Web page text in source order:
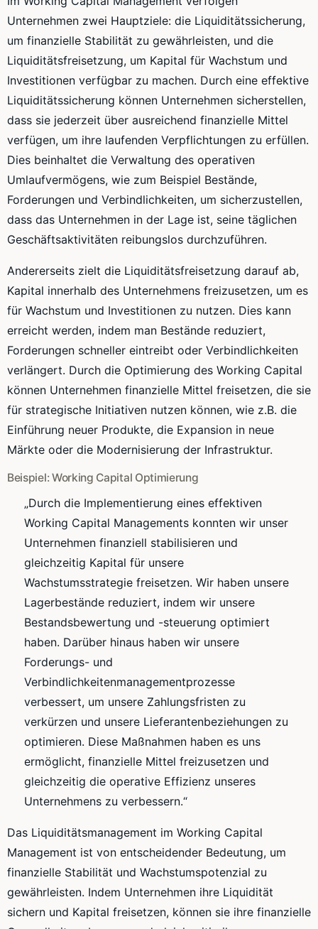
Unternehmen zwei Hauptziele: die Liquiditätssicherung,
um finanzielle Stabilität zu gewährleisten, und die
Liquiditätsfreisetzung, um Kapital für Wachstum und
Investitionen verfügbar zu machen. Durch eine effektive
Liquiditätssicherung können Unternehmen sicherstellen,
dass sie jederzeit über ausreichend finanzielle Mittel
verfügen, um ihre laufenden Verpflichtungen zu erfüllen.
Dies beinhaltet die Verwaltung des operativen
Umlaufvermögens, wie zum Beispiel Bestände,
Forderungen und Verbindlichkeiten, um sicherzustellen,
dass das Unternehmen in der Lage ist, seine täglichen
Geschäftsaktivitäten reibungslos durchzuführen.
Andererseits zielt die Liquiditätsfreisetzung darauf ab,
Kapital innerhalb des Unternehmens freizusetzen, um es
für Wachstum und Investitionen zu nutzen. Dies kann
erreicht werden, indem man Bestände reduziert,
Forderungen schneller eintreibt oder Verbindlichkeiten
verlängert. Durch die Optimierung des Working Capital
können Unternehmen finanzielle Mittel freisetzen, die sie
für strategische Initiativen nutzen können, wie z.B. die
Einführung neuer Produkte, die Expansion in neue
Märkte oder die Modernisierung der Infrastruktur.
Beispiel: Working Capital Optimierung
„Durch die Implementierung eines effektiven
Working Capital Managements konnten wir unser
Unternehmen finanziell stabilisieren und
gleichzeitig Kapital für unsere
Wachstumsstrategie freisetzen. Wir haben unsere
Lagerbestände reduziert, indem wir unsere
Bestandsbewertung und -steuerung optimiert
haben. Darüber hinaus haben wir unsere
Forderungs- und
Verbindlichkeitenmanagementprozesse
verbessert, um unsere Zahlungsfristen zu
verkürzen und unsere Lieferantenbeziehungen zu
optimieren. Diese Maßnahmen haben es uns
ermöglicht, finanzielle Mittel freizusetzen und
gleichzeitig die operative Effizienz unseres
Unternehmens zu verbessern.“
Das Liquiditätsmanagement im Working Capital
Management ist von entscheidender Bedeutung, um
finanzielle Stabilität und Wachstumspotenzial zu
gewährleisten. Indem Unternehmen ihre Liquidität
sichern und Kapital freisetzen, können sie ihre finanzielle